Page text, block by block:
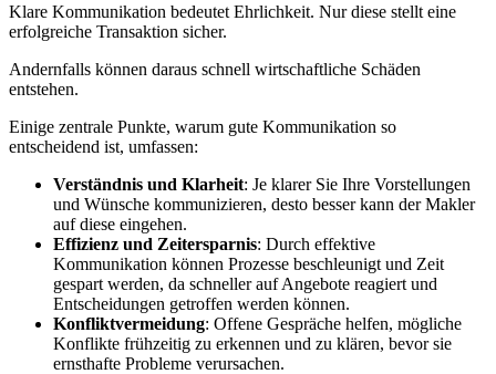
Klare Kommunikation bedeutet Ehrlichkeit. Nur diese stellt eine
erfolgreiche Transaktion sicher.
Andernfalls können daraus schnell wirtschaftliche Schäden
entstehen.
Einige zentrale Punkte, warum gute Kommunikation so
entscheidend ist, umfassen:
Verständnis und Klarheit: Je klarer Sie Ihre Vorstellungen
und Wünsche kommunizieren, desto besser kann der Makler
auf diese eingehen.
Effizienz und Zeitersparnis: Durch effektive
Kommunikation können Prozesse beschleunigt und Zeit
gespart werden, da schneller auf Angebote reagiert und
Entscheidungen getroffen werden können.
Konfliktvermeidung: Offene Gespräche helfen, mögliche
Konflikte frühzeitig zu erkennen und zu klären, bevor sie
ernsthafte Probleme verursachen.